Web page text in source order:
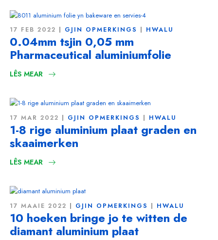
17 FEB 2022 GJIN OPMERKINGS HWALU
0.04mm tsjin 0,05 mm
Pharmaceutical aluminiumfolie
LÊS MEAR
17 MAR 2022 GJIN OPMERKINGS HWALU
1-8 rige aluminium plaat graden en
skaaimerken
LÊS MEAR
17 MAAIE 2022 GJIN OPMERKINGS HWALU
10 hoeken bringe jo te witten de
diamant aluminium plaat